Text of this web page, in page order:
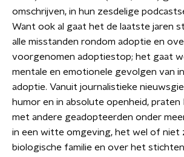
omschrijven, in hun zesdelige
Want ook al gaat het de laatste jaren
alle misstanden rondom adoptie en
voorgenomen adoptiestop; het gaat
mentale en emotionele gevolgen van
adoptie. Vanuit journalistieke
humor en in absolute openheid, praten
met andere geadopteerden onder
in een witte omgeving, het wel of niet
biologische familie en over het